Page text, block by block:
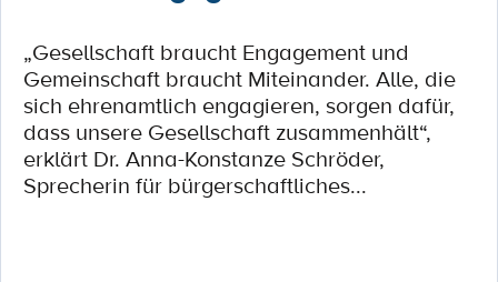
„Gesellschaft braucht Engagement und
Gemeinschaft braucht Miteinander. Alle, die
sich ehrenamtlich engagieren, sorgen dafür,
dass unsere Gesellschaft zusammenhält“,
erklärt Dr. Anna-Konstanze Schröder,
Sprecherin für bürgerschaftliches...